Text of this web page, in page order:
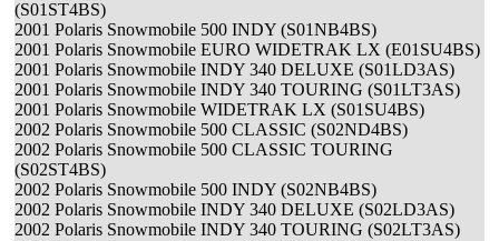
(S01ST4BS)
2001 Polaris Snowmobile 500 INDY (S01NB4BS)
2001 Polaris Snowmobile EURO WIDETRAK LX (E01SU4BS)
2001 Polaris Snowmobile INDY 340 DELUXE (S01LD3AS)
2001 Polaris Snowmobile INDY 340 TOURING (S01LT3AS)
2001 Polaris Snowmobile WIDETRAK LX (S01SU4BS)
2002 Polaris Snowmobile 500 CLASSIC (S02ND4BS)
2002 Polaris Snowmobile 500 CLASSIC TOURING
(S02ST4BS)
2002 Polaris Snowmobile 500 INDY (S02NB4BS)
2002 Polaris Snowmobile INDY 340 DELUXE (S02LD3AS)
2002 Polaris Snowmobile INDY 340 TOURING (S02LT3AS)